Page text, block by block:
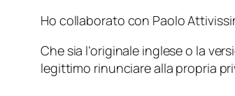
Ho collaborato con Paolo
Che sia l’originale inglese o la
legittimo rinunciare alla propria